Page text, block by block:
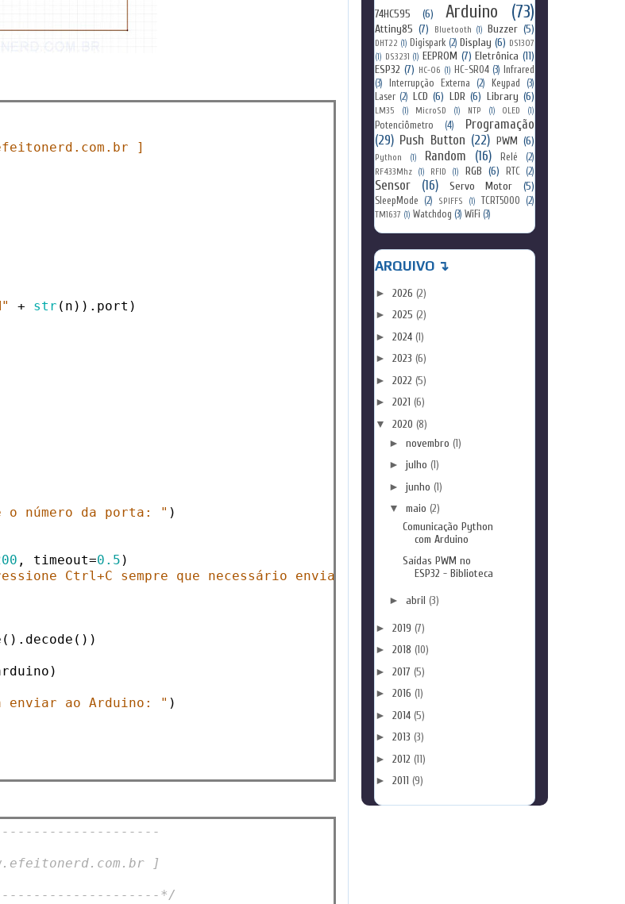
]
+ str (n)).port)
o número da porta: " )
, timeout=0.5 )
Ctrl+C sempre que necessário enviar um valor ao Arduino)\n"
enviar ao Arduino: " )
]
*/
74HC595 (6) Arduino (73)
Attiny85 (7) Bluetooth (1) Buzzer (5)
DHT22 (1) Digispark (2) Display (6) DS1307
(1) DS3231 (1) EEPROM (7) Eletrônica (11)
ESP32 (7) HC-06 (1) HC-SR04 (3) Infrared
(3)
Interrupção Externa (2) Keypad
(3)
Laser (2) LCD (6) LDR (6) Library (6)
LM35 (1) MicroSD (1) NTP (1) OLED (1)
Potenciômetro (4)
Programação
(29) Push Button (22) PWM (6)
Python (1) Random (16) Relé (2)
RF433Mhz (1) RFID (1) RGB (6) RTC (2)
Sensor (16) Servo Motor (5)
SleepMode (2) SPIFFS (1) TCRT5000 (2)
TM1637 (1) Watchdog (3) WiFi (3)
ARQUIVO ↴
► 2026 (2)
► 2025 (2)
► 2024 (1)
► 2023 (6)
► 2022 (5)
► 2021 (6)
▼ 2020 (8)
► novembro (1)
► julho (1)
► junho (1)
▼ maio (2)
Comunicação Python
com Arduino
Saídas PWM no
ESP32 - Biblioteca
► abril (3)
► 2019 (7)
► 2018 (10)
► 2017 (5)
► 2016 (1)
► 2014 (5)
► 2013 (3)
► 2012 (11)
► 2011 (9)